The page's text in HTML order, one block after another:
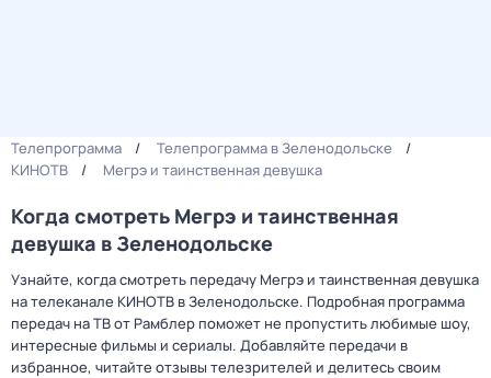
Телепрограмма
Телепрограмма в Зеленодольске
КИНОТВ
Мегрэ и таинственная девушка
Когда смотреть Мегрэ и таинственная
девушка в Зеленодольске
Узнайте, когда смотреть передачу Мегрэ и таинственная девушка
на телеканале КИНОТВ в Зеленодольске. Подробная программа
передач на ТВ от Рамблер поможет не пропустить любимые шоу,
интересные фильмы и сериалы. Добавляйте передачи в
избранное, читайте отзывы телезрителей и делитесь своим